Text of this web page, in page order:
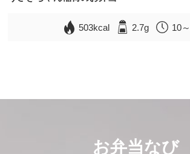
503kcal 2.7g 10
お弁当なび